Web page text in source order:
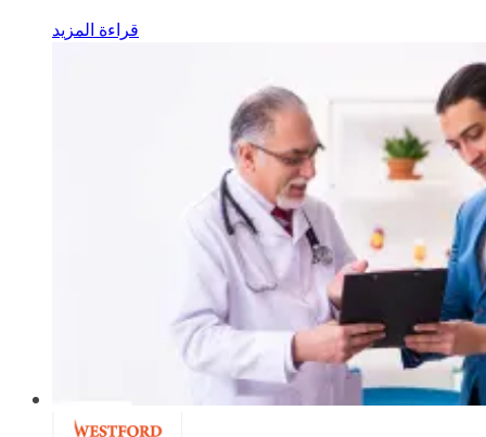
قراءة المزيد